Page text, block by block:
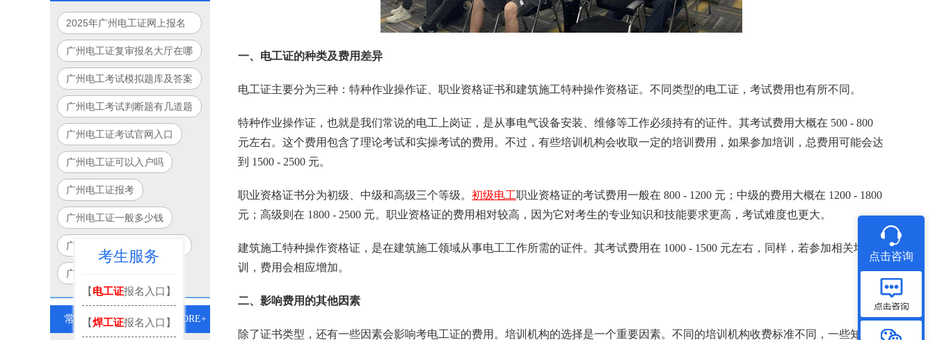
2025年广州电工证网上报名
入口官网指南
广州电工证复审报名大厅在哪
里
广州电工考试模拟题库及答案
广州电工考试判断题有几道题
广州电工证考试官网入口
广州电工证可以入户吗
广州电工证报考
广州电工证一般多少钱
广州电工证培训学校有哪些
广州电工考试地点
常见问题 MORE+
一、电工证的种类及费用差异
电工证主要分为三种：特种作业操作证、职业资格证书和建筑施工特种操作资格证。不同类型的电工证，考试费用也有所不同。
特种作业操作证，也就是我们常说的电工上岗证，是从事电气设备安装、维修等工作必须持有的证件。其考试费用大概在 500 - 800
元左右。这个费用包含了理论考试和实操考试的费用。不过，有些培训机构会收取一定的培训费用，如果参加培训，总费用可能会达
到 1500 - 2500 元。
职业资格证书分为初级、中级和高级三个等级。 初级电工职业资格证的考试费用一般在 800 - 1200 元；中级的费用大概在 1200 - 1800
元；高级则在 1800 - 2500 元。职业资格证的费用相对较高，因为它对考生的专业知识和技能要求更高，考试难度也更大。
建筑施工特种操作资格证，是在建筑施工领域从事电工工作所需的证件。其考试费用在 1000 - 1500 元左右，同样，若参加相关培
训，费用会相应增加。
二、影响费用的其他因素
除了证书类型，还有一些因素会影响考电工证的费用。培训机构的选择是一个重要因素。不同的培训机构收费标准不同，一些知名
考生服务
【电工证报名入口】
【焊工证报名入口】
点击咨询